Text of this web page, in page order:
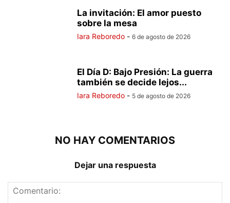
La invitación: El amor puesto
sobre la mesa
Iara Reboredo - 6 de agosto de 2026
El Día D: Bajo Presión: La guerra
también se decide lejos...
Iara Reboredo - 5 de agosto de 2026
NO HAY COMENTARIOS
Dejar una respuesta